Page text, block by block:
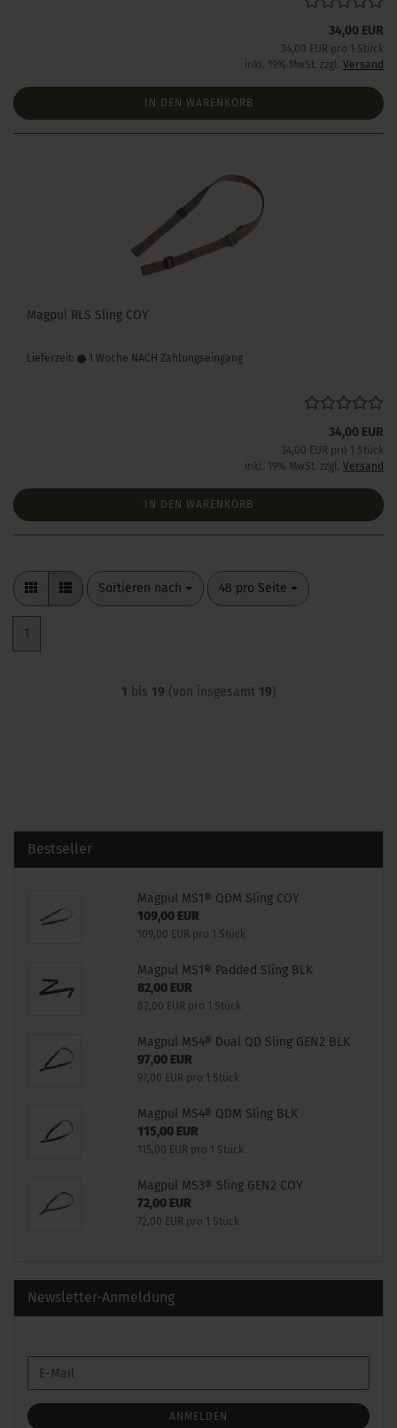
34,00 EUR
34,00 EUR pro 1 Stück
inkl. 19% MwSt. zzgl. Versand
IN DEN WARENKORB
Magpul RLS Sling COY
Lieferzeit: 1 Woche NACH Zahlungseingang
34,00 EUR
34,00 EUR pro 1 Stück
inkl. 19% MwSt. zzgl. Versand
IN DEN WARENKORB
Sortieren nach
Sortieren nach 48 pro Seite
pro Seite
1
1 bis 19 (von insgesamt 19)
Bestseller
Magpul MS1® QDM Sling COY
109,00 EUR
109,00 EUR pro 1 Stück
Magpul MS1® Padded Sling BLK
82,00 EUR
82,00 EUR pro 1 Stück
Magpul MS4® Dual QD Sling GEN2 BLK
97,00 EUR
97,00 EUR pro 1 Stück
Magpul MS4® QDM Sling BLK
115,00 EUR
115,00 EUR pro 1 Stück
Magpul MS3® Sling GEN2 COY
72,00 EUR
72,00 EUR pro 1 Stück
Newsletter-Anmeldung
ZUR
ANMELDUNG
E-
Mail
ANMELDEN